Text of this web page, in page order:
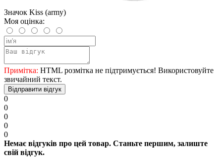
Значок Kiss (army)
Моя оцінка:
Примітка: HTML розмітка не підтримується! Використовуйте
звичайний текст.
Відправити відгук
0
0
0
0
0
Немає відгуків про цей товар. Станьте першим, залиште
свій відгук.